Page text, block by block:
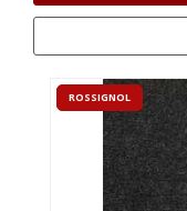
ROSSIGNOL